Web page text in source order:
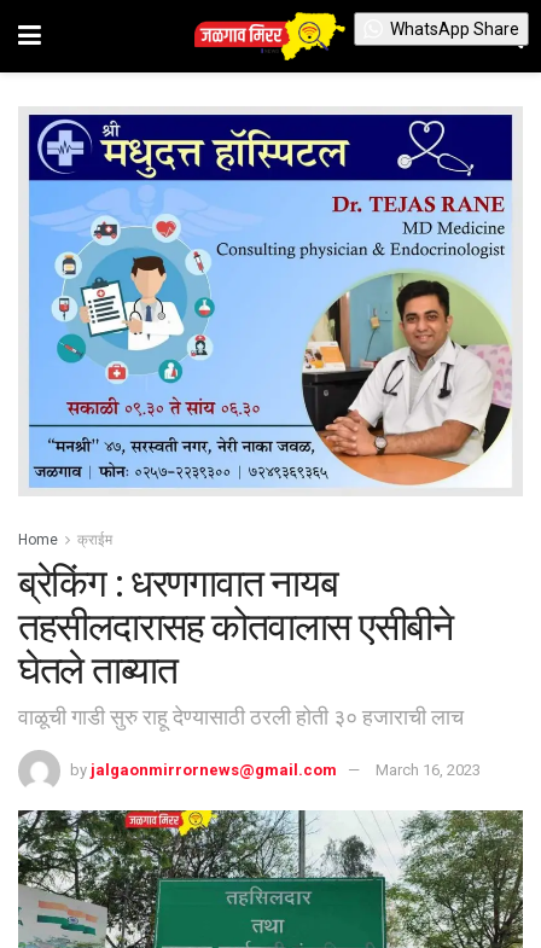
Home क्राईम
ब्रेकिंग : धरणगावात नायब
तहसीलदारासह कोतवालास एसीबीने
घेतले ताब्यात
वाळूची गाडी सुरु राहू देण्यासाठी ठरली होती ३० हजाराची लाच
by jalgaonmirrornews@gmail.com March 16, 2023
WhatsApp Share